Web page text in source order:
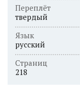
Переплёт
твердый
Язык
русский
Страниц
218